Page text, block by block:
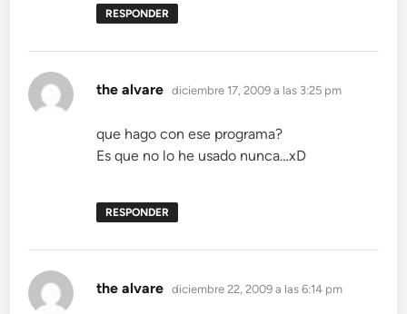
RESPONDER
the alvare dice:
diciembre 17, 2009 a las 3:25 pm
que hago con ese programa?
Es que no lo he usado nunca…xD
RESPONDER
the alvare dice:
diciembre 22, 2009 a las 6:14 pm